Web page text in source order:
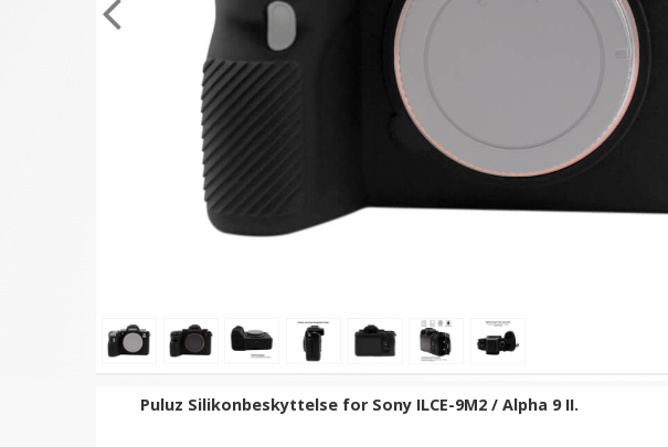
Puluz Silikonbeskyttelse for Sony ILCE-9M2 / Alpha 9 II.